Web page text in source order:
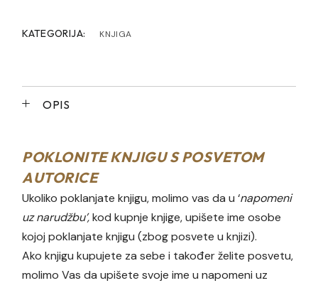
KATEGORIJA: KNJIGA
OPIS
POKLONITE KNJIGU S POSVETOM
AUTORICE
Ukoliko poklanjate knjigu, molimo vas da u ‘napomeni
uz narudžbu’,kod kupnje knjige, upišete ime osobe
kojoj poklanjate knjigu (zbog posvete u knjizi).
Ako knjigu kupujete za sebe i također želite posvetu,
molimo Vas da upišete svoje ime u napomeni uz